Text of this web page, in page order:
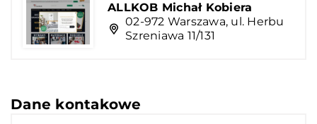
ALLKOB Michał Kobiera
02-972 Warszawa, ul. Herbu
Szreniawa 11/131
Dane kontakowe